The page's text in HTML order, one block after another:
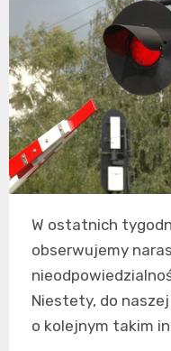
W ostatnich
obserwujemy
Niestety, do
o kolejnym takim